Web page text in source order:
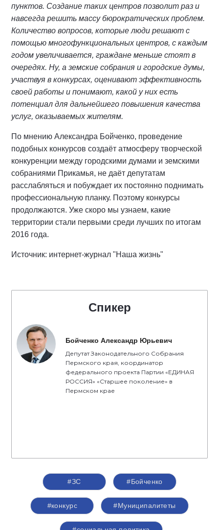
пунктов. Создание таких центров позволит раз и
навсегда решить массу бюрократических проблем.
Количество вопросов, которые люди решают с
помощью многофункциональных центров, с каждым
годом увеличивается, граждане меньше стоят в
очередях. Ну, а земские собрания и городские думы,
участвуя в конкурсах, оценивают эффективность
своей работы и понимают, какой у них есть
потенциал для дальнейшего повышения качества
услуг, оказываемых жителям.
По мнению Александра Бойченко, проведение
подобных конкурсов создаёт атмосферу творческой
конкуренции между городскими думами и земскими
собраниями Прикамья, не даёт депутатам
расслабляться и побуждает их постоянно поднимать
профессиональную планку. Поэтому конкурсы
продолжаются. Уже скоро мы узнаем, какие
территории стали первыми среди лучших по итогам
2016 года.
Источник: интернет-журнал "Наша жизнь"
Спикер
Бойченко Александр Юрьевич
Депутат Законодательного Собрания
Пермского края, координатор
федерального проекта Партии «ЕДИНАЯ
РОССИЯ» «Старшее поколение» в
Пермском крае
#ЗС #Бойченко
#конкурс #Муниципалитеты